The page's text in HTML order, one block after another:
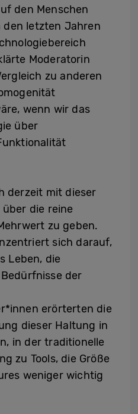
den Menschen
den letzten Jahren
Moderatorin
zu anderen
wenn wir das
über
derzeit mit dieser
die reine
zu geben.
sich darauf,
Leben, die
der
erörterten die
dieser Haltung in
in der traditionelle
zu Tools, die Größe
weniger wichtig